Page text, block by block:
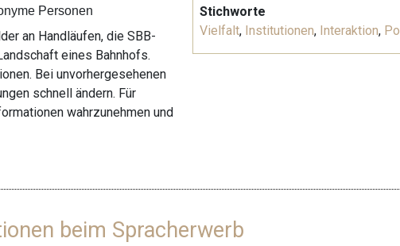
Personen
an Handläufen, die SBB-
eines Bahnhofs.
Bei unvorhergesehenen
schnell ändern. Für
wahrzunehmen und
Stichworte
Vielfalt, Institutionen, Interaktion,
beim Spracherwerb